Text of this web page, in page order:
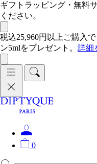
ギフトラッピング・無料
ください。
税込25,960円以上ご購入
ン5mlをプレゼント。 詳細
0